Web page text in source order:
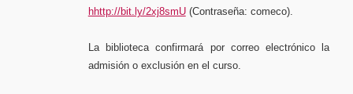
hhttp://bit.ly/2xj8smU(Contraseña: comeco).
La biblioteca confirmará por correo electrónico la
admisión o exclusión en el curso.